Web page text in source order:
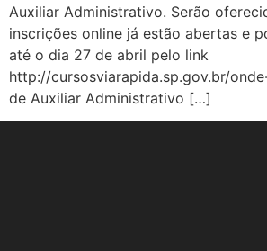
Auxiliar Administrativo. Serão
inscrições online já estão abertas e
até o dia 27 de abril pelo link
http://cursosviarapida.sp.gov.br/
de Auxiliar Administrativo […]